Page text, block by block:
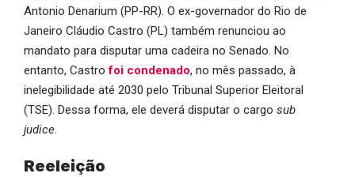
Antonio Denarium (PP-RR). O ex-governador do Rio de
Janeiro Cláudio Castro (PL) também renunciou ao
mandato para disputar uma cadeira no Senado. No
entanto, Castro foi condenado, no mês passado, à
inelegibilidade até 2030 pelo Tribunal Superior Eleitoral
(TSE). Dessa forma, ele deverá disputar o cargo sub
judice.
Reeleição